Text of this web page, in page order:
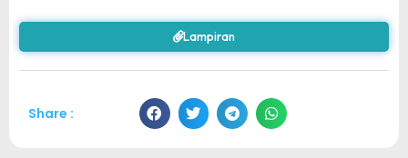
Lampiran
Share :